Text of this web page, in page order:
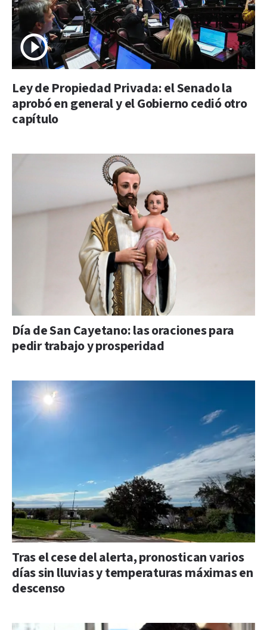
Ley de Propiedad Privada: el Senado la
aprobó en general y el Gobierno cedió otro
capítulo
Día de San Cayetano: las oraciones para
pedir trabajo y prosperidad
Tras el cese del alerta, pronostican varios
días sin lluvias y temperaturas máximas en
descenso